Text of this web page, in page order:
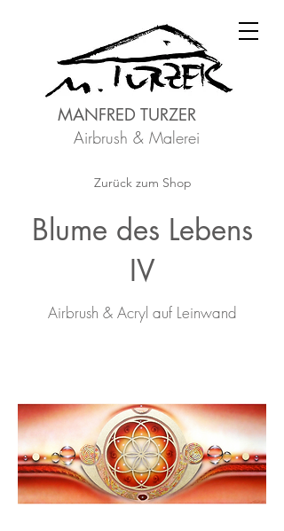
MANFRED TURZER
Airbrush & Malerei
Zurück zum Shop
Blume des Lebens
IV
Airbrush & Acryl auf Leinwand